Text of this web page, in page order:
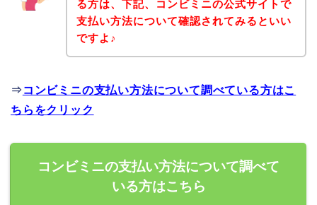
る方は、下記、コンビミニの公式サイトで
支払い方法について確認されてみるといい
ですよ♪
⇒ コンビミニの支払い方法について調べている方はこ
ちらをクリック
コンビミニの支払い方法について調べて
いる方はこちら